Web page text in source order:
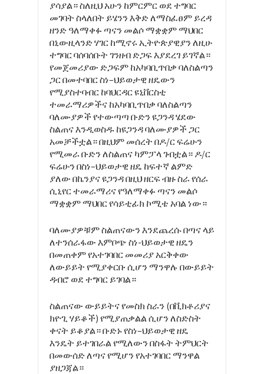
ያሳያል።ስለዚህ አሁን ከምርምር ወደ ተግባር
መገባት ስላለበት ይሄንንእቅድለማስፈፀም ይረዳ
ዘንድ ዓለማቀፉ ጣናን መልሶማቋቋምማህበር
በኒውዚላንድሃገር ከሚኖሩ ኢትዮጵያዊያንለዚሁ
ተግባርባሰባሰቡት ገንዘብ ድጋፍእያደረገ ይገኛል።
የመጀመሪያው ድጋፍም ከአካባቢጥበቃ ባለስልጣን
ጋርበመተባበርስነ–ህይወታዊዘዴውን
የሚያስተባብር ከባህርዳርዩኒቨርስቲ
ተመራማሪዎችና ከአካባቢጥበቃ ባለስልጣን
ባለሙያዎች የተውጣጣ ቡድንዩጋንዳሄደው
ስልጠናእንዲወስዱ ከዩጋንዳባለሙያዎች ጋር
አመቻችቷል።በዚህም መሰረት በዶ/ርፍሬሁን
የሚመራቡድንለስልጠና ካምፓላገብቷል። ዶ/ር
ፍሬሁንበስነ–ህይወታዊዘዴ ከፍተኛልምድ
ያለው በኬንያናዩጋንዳበዚህዘርፍብዙስራየሰራ
ሲኒየርተመራማሪናየዓለማቀፉ ጣናን መልሶ
ማቋቋምማህበርየሳይቲፊክ ኮሚቴ አባል ነው።
ባለሙያዎቹም ስልጠናውን እንደጨረሱ በጣና ላይ
ለተንሰራፋው እምቦጭ ስነ-ህይወታዊ ዘዴን
በመጠቀም የአተገባበር መመሪያ አርቅቀው
ለውይይት የሚያቀርቡ ሲሆን ማንዋሉ በውይይት
ዳብሮ ወደ ተግባር ይገባል።
ስልጠናው ውይይትናየመስክ ስራን (በቪክቶሪያና
ክዮጊ ሃይቆች) የሚያጠቃልል ሲሆንለስድስት
ቀናት ይቆያል።ቡድኑየስነ–ህይወታዊዘዴ
እንዴት ይተገበራል የሚለውንበስፋት ትምህርት
በመውሰድለጣናየሚሆንየአተገባበርማንዋል
ያዘጋጃል።